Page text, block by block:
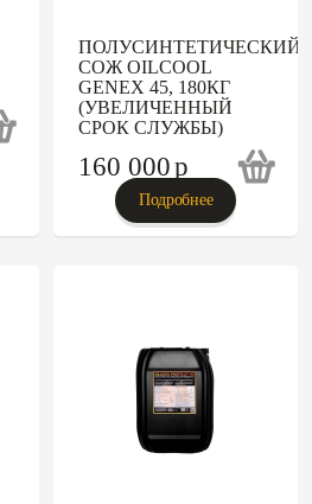
ПОЛУСИНТЕТИЧЕСКИЙ
СОЖ OILCOOL
GENEX 45, 180КГ
(УВЕЛИЧЕННЫЙ
СРОК СЛУЖБЫ)
160 000p
Подробнее